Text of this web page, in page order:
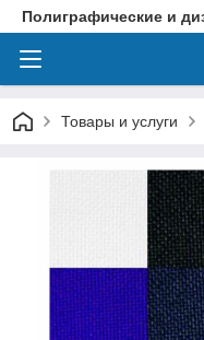
Полиграфические и
Товары и услуги